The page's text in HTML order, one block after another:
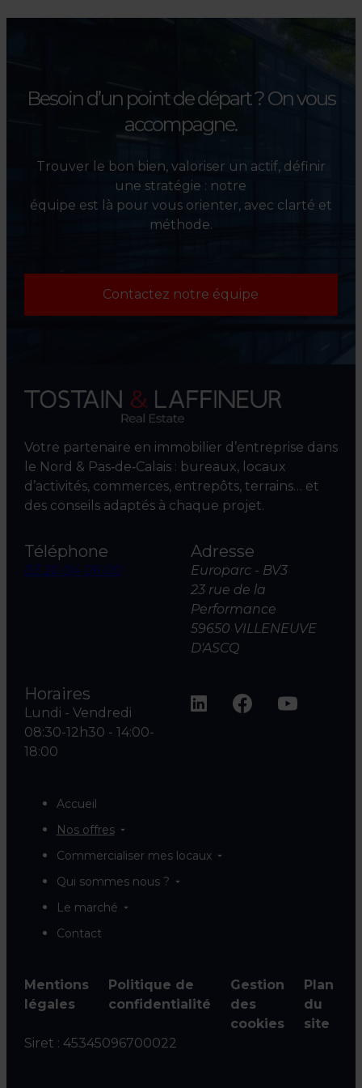
l’évaluation et la valorisation
Besoin d’un point de départ ?On vous
accompagne.
Trouver le bon bien, valoriser un actif, définir
une stratégie : notre
équipe est là pour vous orienter, avec clarté et
méthode.
Contactez notre équipe
Votre partenaire en immobilier d’entreprise dans
le Nord & Pas‑de‑Calais : bureaux, locaux
d’activités, commerces, entrepôts, terrains… et
des conseils adaptés à chaque projet.
Téléphone
03 20 04 06 00
Adresse
Europarc - BV3
23 rue de la
Performance
59650 VILLENEUVE
D'ASCQ
Horaires
Lundi - Vendredi
08:30-12h30 - 14:00-
18:00
Accueil
Nos offres
Commercialiser mes locaux
Qui sommes nous ?
Le marché
Contact
Mentions
légales
Politique de
confidentialité
Gestion
des
cookies
Plan
du
site
Siret : 45345096700022